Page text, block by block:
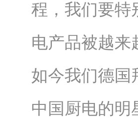
程，我们要特
电产品被越来
如今我们德国
中国厨电的明